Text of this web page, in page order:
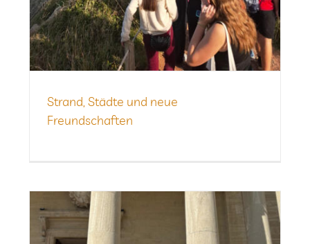
Strand, Städte und neue
Freundschaften